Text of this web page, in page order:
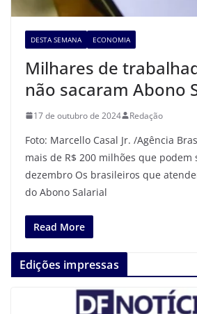
DESTA SEMANA ECONOMIA
Milhares de
não sacaram Abono
17 de outubro de 2024 Redação
Foto: Marcello Casal Jr. /Agência
mais de R$ 200 milhões que podem
dezembro Os brasileiros que
do Abono Salarial
Read More
Edições impressas